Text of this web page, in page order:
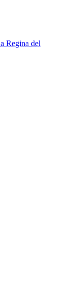
Regina del